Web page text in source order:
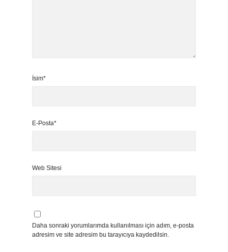
İsim*
E-Posta*
Web Sitesi
Daha sonraki yorumlarımda kullanılması için adım, e-posta
adresim ve site adresim bu tarayıcıya kaydedilsin.